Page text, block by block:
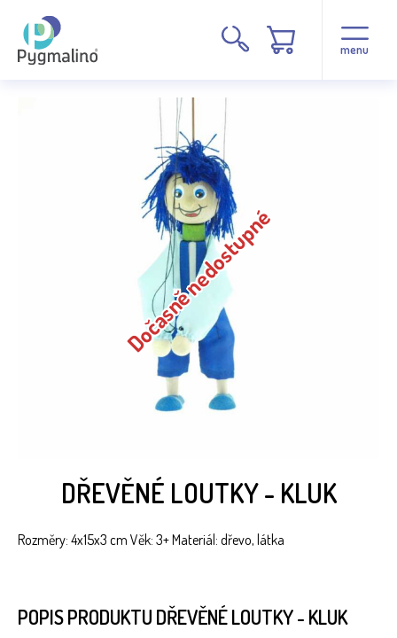
menu
Dočasně nedostupné
DŘEVĚNÉ LOUTKY - KLUK
Rozměry: 4x15x3 cm Věk: 3+ Materiál: dřevo, látka
POPIS PRODUKTU DŘEVĚNÉ LOUTKY - KLUK